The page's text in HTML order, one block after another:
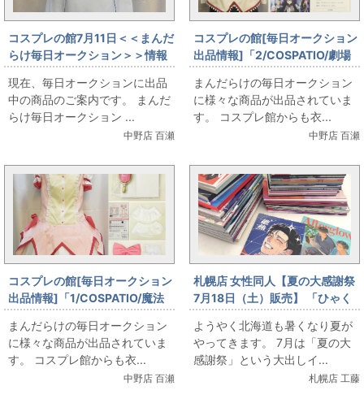
コスプレの館7月11日＜＜まんだ
らけ毎日オークション＞＞情報
です
現在、毎日オークションに出品
中の商品のご案内です。 まんだ
らけ毎日オークション ...
中野店 百瀬
コスプレの館[毎日オークション
出品情報]「2/COSPATIO/劇場
版 魔法少女まどか☆マギカ[新
編]叛逆の物語]/見滝原中学校女
子制服/ジャケットセット+スカ
ート/女性用XXLサイズ(日本サ
イズ)/コスプレ衣装」を出品し
まんだらけの毎日オークション
に様々な商品が出品されていま
す。 コスプレ館からも衣...
中野店 百瀬
コスプレの館[毎日オークション
出品情報]「1/COSPATIO/魔法
少女まどか☆マギカ/鹿目まどか
魔法少女Ver./女性用XXLサイズ
(日本サイズ)/コスプレ衣装」を
出品しています
まんだらけの毎日オークション
に様々な商品が出品されていま
す。 コスプレ館からも衣...
中野店 百瀬
札幌店 女性同人【夏の大感謝祭
7月18日（土）販売】 「ひゃく
えむ。」大出しします。
ようやく北海道も暑くなり夏が
やってきます。 7月は「夏の大
感謝祭」という大出しイ...
札幌店 工藤